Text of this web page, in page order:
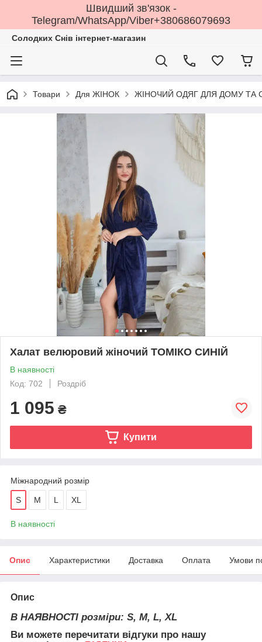
Швидший зв'язок -
Telegram/WhatsApp/Viber+380686079693
Солодких Снів інтернет-магазин
Товари Для ЖІНОК ЖІНОЧИЙ ОДЯГ ДЛЯ ДОМУ ТА
Халат велюровий жіночий ТОМІКО СИНІЙ
В наявності
Код: 702
Роздріб
1 095 ₴
Купити
Міжнародний розмір
S M L XL
В наявності
Опис Характеристики Доставка Оплата Умови
Опис
В НАЯВНОСТІ розміри: S, M, L, XL
Ви можете перечитати відгуки про нашу